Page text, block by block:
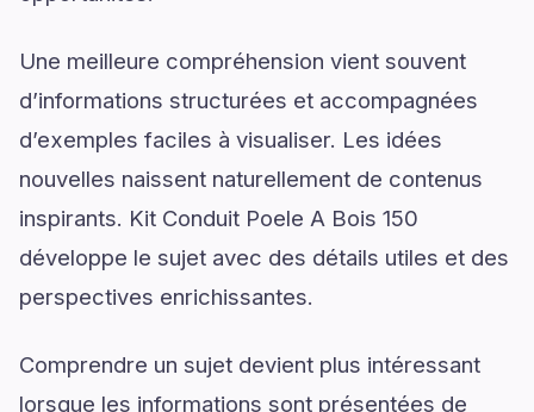
Une meilleure compréhension vient souvent
d’informations structurées et accompagnées
d’exemples faciles à visualiser. Les idées
nouvelles naissent naturellement de contenus
inspirants. Kit Conduit Poele A Bois 150
développe le sujet avec des détails utiles et des
perspectives enrichissantes.
Comprendre un sujet devient plus intéressant
lorsque les informations sont présentées de